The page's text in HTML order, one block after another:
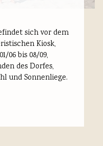
sich vor dem
Kiosk,
06 bis 08/09,
des Dorfes,
und Sonnenliege.